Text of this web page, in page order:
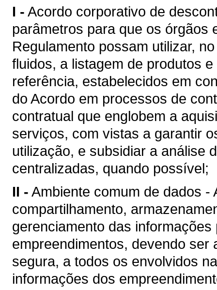
I - Acordo corporativo de
parâmetros para que os órgãos
Regulamento possam utilizar,
fluidos, a listagem de produtos
referência, estabelecidos em
do Acordo em processos de
contratual que englobem a
serviços, com vistas a garantir
utilização, e subsidiar a análise
centralizadas, quando possível;
II - Ambiente comum de dados
compartilhamento,
gerenciamento das
empreendimentos, devendo
segura, a todos os envolvidos
informações dos